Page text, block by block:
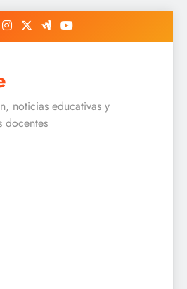
noticias educativas y
docentes